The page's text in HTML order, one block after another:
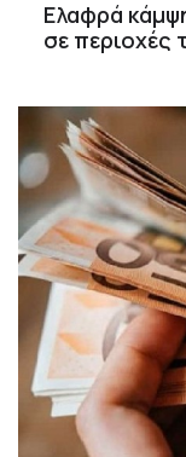
Ελαφρά
σε περιοχές